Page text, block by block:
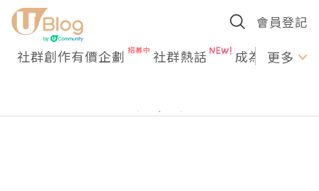
會員登記
社群創作有價企劃 社群熱話 成為U更多